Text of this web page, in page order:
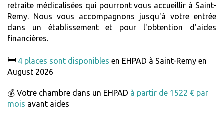
retraite médicalisées qui pourront vous accueillir à Saint-
Remy. Nous vous accompagnons jusqu'à votre entrée
dans un établissement et pour l'obtention d'aides
financières.
🛏️ 4 places sont disponibles en EHPAD à Saint-Remy en
August 2026
💰 Votre chambre dans un EHPAD à partir de 1522 € par
mois avant aides